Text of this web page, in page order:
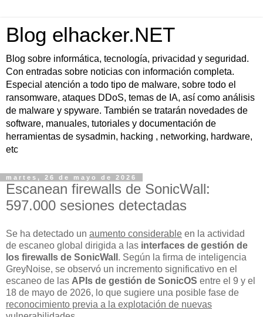
Blog elhacker.NET
Blog sobre informática, tecnología, privacidad y seguridad.
Con entradas sobre noticias con información completa.
Especial atención a todo tipo de malware, sobre todo el
ransomware, ataques DDoS, temas de IA, así como análisis
de malware y spyware. También se tratarán novedades de
software, manuales, tutoriales y documentación de
herramientas de sysadmin, hacking , networking, hardware,
etc
martes, 26 de mayo de 2026
Escanean firewalls de SonicWall:
597.000 sesiones detectadas
Se ha detectado un aumento considerable en la actividad
de escaneo global dirigida a las interfaces de gestión de
los firewalls de SonicWall . Según la firma de inteligencia
GreyNoise, se observó un incremento significativo en el
escaneo de las APIs de gestión de SonicOS entre el 9 y el
18 de mayo de 2026, lo que sugiere una posible fase de
reconocimiento previa a la explotación de nuevas